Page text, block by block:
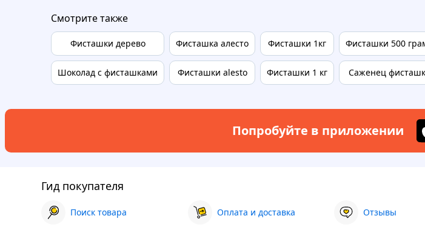
Смотрите также
Фисташки дерево
Шоколад с фисташками
Фисташка алесто
Фисташки alesto
Фисташки 1кг
Фисташки 1 кг
Фисташки 500
Саженец
Попробуйте в приложении
Гид покупателя
Поиск товара Оплата и доставка Отзывы